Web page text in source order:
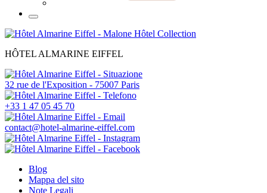
HÔTEL ALMARINE EIFFEL
32 rue de l'Exposition - 75007 Paris
+33 1 47 05 45 70
contact@hotel-almarine-eiffel.com
Blog
Mappa del sito
Note Legali